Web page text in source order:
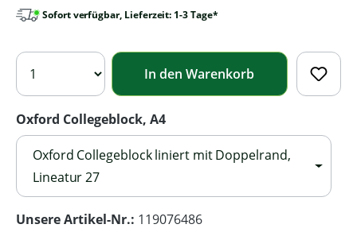
Sofort verfügbar, Lieferzeit: 1-3 Tage*
In den Warenkorb
Oxford Collegeblock, A4
Oxford Collegeblock liniert mit Doppelrand,
Lineatur 27
Unsere Artikel-Nr.: 119076486